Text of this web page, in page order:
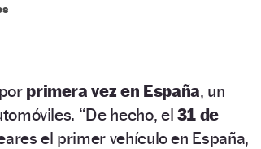
primera vez en España, un
“De hecho, el 31 de
el primer vehículo en España,